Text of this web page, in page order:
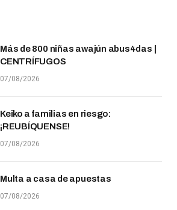
Más de 800 niñas awajún abus4das |
CENTRÍFUGOS
07/08/2026
Keiko a familias en riesgo:
¡REUBÍQUENSE!
07/08/2026
Multa a casa de apuestas
07/08/2026